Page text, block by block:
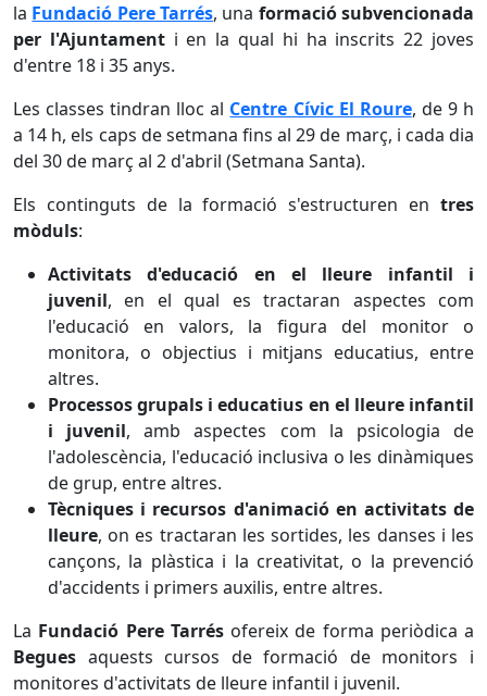
la Fundació Pere Tarrés, una formació subvencionada
per l'Ajuntamenti en la qual hi ha inscrits 22 joves
d'entre 18 i 35 anys.
Les classes tindran lloc al Centre Cívic El Roure, de 9 h
a 14 h, els caps de setmana fins al 29 de març, i cada dia
del 30 de març al 2 d'abril (Setmana Santa).
Els continguts de la formació s'estructuren en tres
mòduls:
Activitats d'educació en el lleure infantil i
juvenil, en el qual es tractaran aspectes com
l'educació en valors, la figura del monitor o
monitora, o objectius i mitjans educatius, entre
altres.
Processos grupals i educatius en el lleure infantil
i juvenil, amb aspectes com la psicologia de
l'adolescència, l'educació inclusiva o les dinàmiques
de grup, entre altres.
Tècniques i recursos d'animació en activitats de
lleure, on es tractaran les sortides, les danses i les
cançons, la plàstica i la creativitat, o la prevenció
d'accidents i primers auxilis, entre altres.
La Fundació Pere Tarrésofereix de forma periòdica a
Begues aquests cursos de formació de monitors i
monitores d'activitats de lleure infantil i juvenil.